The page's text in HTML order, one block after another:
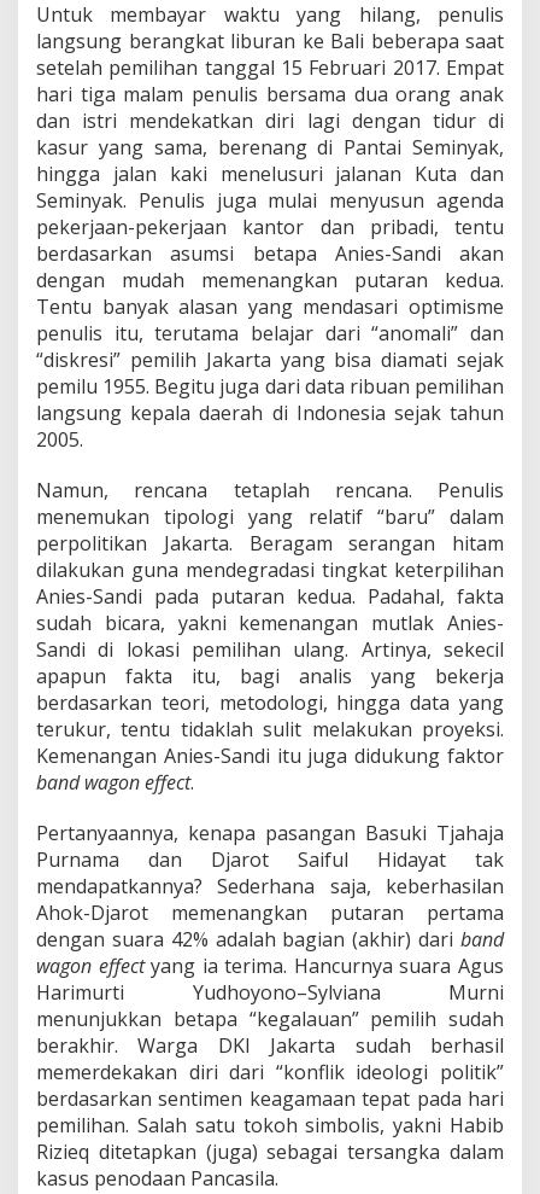
l
a
m
P
g
u
b
D
K
I
1
)
Untuk membayar waktu yang hilang, penulis
langsung berangkat liburan ke Bali beberapa saat
setelah pemilihan tanggal 15 Februari 2017. Empat
hari tiga malam penulis bersama dua orang anak
dan istri mendekatkan diri lagi dengan tidur di
kasur yang sama, berenang di Pantai Seminyak,
hingga jalan kaki menelusuri jalanan Kuta dan
Seminyak. Penulis juga mulai menyusun agenda
pekerjaan-pekerjaan kantor dan pribadi, tentu
berdasarkan asumsi betapa Anies-Sandi akan
dengan mudah memenangkan putaran kedua.
Tentu banyak alasan yang mendasari optimisme
penulis itu, terutama belajar dari “anomali” dan
“diskresi” pemilih Jakarta yang bisa diamati sejak
pemilu 1955. Begitu juga dari data ribuan pemilihan
langsung kepala daerah di Indonesia sejak tahun
2005.
Namun, rencana tetaplah rencana. Penulis
menemukan tipologi yang relatif “baru” dalam
perpolitikan Jakarta. Beragam serangan hitam
dilakukan guna mendegradasi tingkat keterpilihan
Anies-Sandi pada putaran kedua. Padahal, fakta
sudah bicara, yakni kemenangan mutlak Anies-
Sandi di lokasi pemilihan ulang. Artinya, sekecil
apapun fakta itu, bagi analis yang bekerja
berdasarkan teori, metodologi, hingga data yang
terukur, tentu tidaklah sulit melakukan proyeksi.
Kemenangan Anies-Sandi itu juga didukung faktor
band wagon effect.
Pertanyaannya, kenapa pasangan Basuki Tjahaja
Purnama dan Djarot Saiful Hidayat tak
mendapatkannya? Sederhana saja, keberhasilan
Ahok-Djarot memenangkan putaran pertama
dengan suara 42% adalah bagian (akhir) dari band
wagon effectyang ia terima. Hancurnya suara Agus
Harimurti Yudhoyono–Sylviana Murni
menunjukkan betapa “kegalauan” pemilih sudah
berakhir. Warga DKI Jakarta sudah berhasil
memerdekakan diri dari “konflik ideologi politik”
berdasarkan sentimen keagamaan tepat pada hari
pemilihan. Salah satu tokoh simbolis, yakni Habib
Rizieq ditetapkan (juga) sebagai tersangka dalam
kasus penodaan Pancasila.